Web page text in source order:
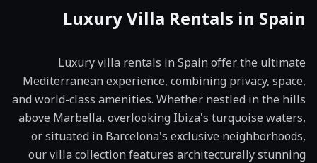
LuxuryVillaRentals in Spain
Luxury villa rentals in Spain offer the ultimate
Mediterranean experience, combining privacy, space,
and world-class amenities. Whether nestled in the hills
above Marbella, overlooking Ibiza's turquoise waters,
or situated in Barcelona's exclusive neighborhoods,
our villa collection features architecturally stunning